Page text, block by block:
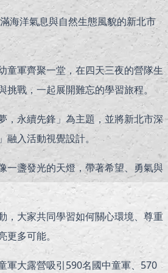
海洋氣息與自然生態風貌的新北市
童軍齊聚一堂，在四天三夜的營隊生
戰，一起展開難忘的學習旅程。
，永續先鋒」為主題，並將新北市深
融入活動視覺設計。
一盞發光的天燈，帶著希望、勇氣與
，大家共同學習如何關心環境、尊重
更多可能。
軍大露營吸引590名國中童軍、570